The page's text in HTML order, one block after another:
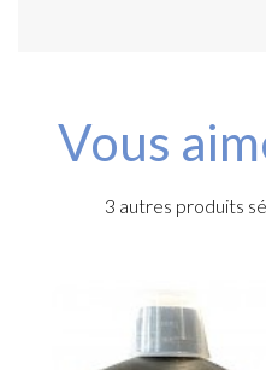
Vous
3 autres produits